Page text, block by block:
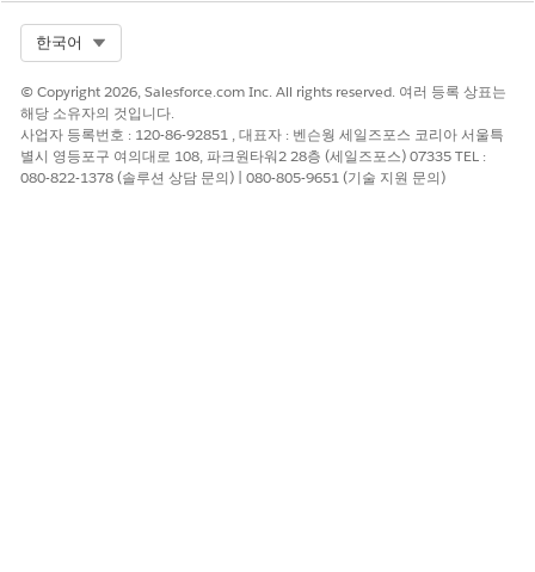
한국어
© Copyright 2026, Salesforce.com Inc. All rights reserved. 여러 등록 상표는
해당 소유자의 것입니다.
사업자 등록번호 : 120-86-92851 , 대표자 : 벤슨웡 세일즈포스 코리아 서울특
별시 영등포구 여의대로 108, 파크원타워2 28층 (세일즈포스) 07335 TEL :
080-822-1378 (솔루션 상담 문의) | 080-805-9651 (기술 지원 문의)